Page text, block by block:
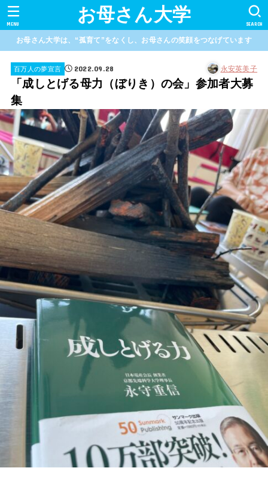
お母さん大学 SEARCH
MENU
お母さん大学は、“孤育て”をなくし、お母さんの笑顔をつなげています
百万人の夢宣言 2022.09.28 永安英美子
「成しとげる母力（ぼりき）の会」参加者大募
集